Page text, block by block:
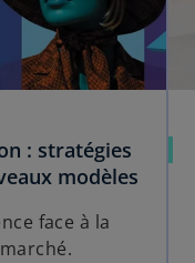
: stratégies
modèles
face à la